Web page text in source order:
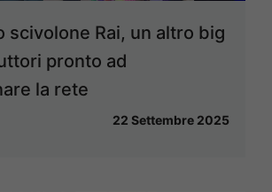
scivolone Rai, un altro big
pronto ad
la rete
22 Settembre 2025